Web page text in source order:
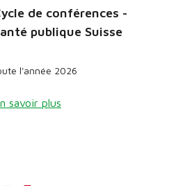
de conférences -
publique Suisse
l'année 2026
savoir plus